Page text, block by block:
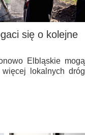
się o kolejne
Elbląskie mogą
lokalnych dróg